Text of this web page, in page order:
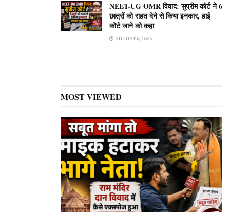
NEET-UG OMR विवाद: सुप्रीम कोर्ट ने 6
छात्रों को राहत देने से किया इनकार, हाई
कोर्ट जाने को कहा
AUGUST 8, 2026
MOST VIEWED